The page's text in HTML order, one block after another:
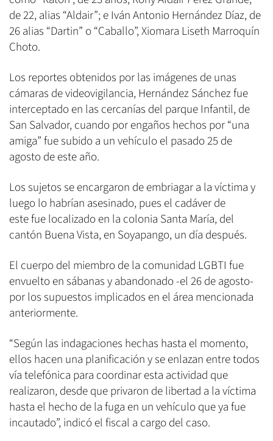
de 22, alias “Aldair”; e Iván Antonio Hernández Díaz, de
26 alias “Dartin” o “Caballo”, Xiomara Liseth Marroquín
Choto.
Los reportes obtenidos por las imágenes de unas
cámaras de videovigilancia, Hernández Sánchez fue
interceptado en las cercanías del parque Infantil, de
San Salvador, cuando por engaños hechos por “una
amiga” fue subido a un vehículo el pasado 25 de
agosto de este año.
Los sujetos se encargaron de embriagar a la víctima y
luego lo habrían asesinado, pues el cadáver de
este fue localizado en la colonia Santa María, del
cantón Buena Vista, en Soyapango, un día después.
El cuerpo del miembro de la comunidad LGBTI fue
envuelto en sábanas y abandonado -el 26 de agosto-
por los supuestos implicados en el área mencionada
anteriormente.
“Según las indagaciones hechas hasta el momento,
ellos hacen una planificación y se enlazan entre todos
vía telefónica para coordinar esta actividad que
realizaron, desde que privaron de libertad a la víctima
hasta el hecho de la fuga en un vehículo que ya fue
incautado”, indicó el fiscal a cargo del caso.